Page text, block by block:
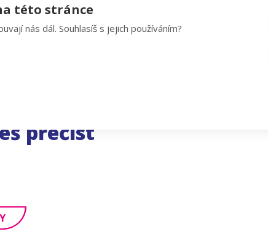
přečíst
této stránce
nás dál. Souhlasíš s jejich používáním?